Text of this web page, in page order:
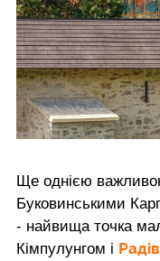
Ще однією
Буковинськими
- найвища точка
Кімпулунгом і